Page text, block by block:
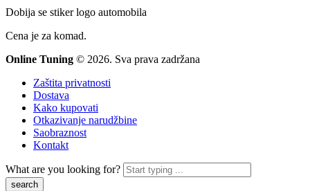
Dobija se stiker logo automobila
Cena je za komad.
Online Tuning © 2026. Sva prava zadržana
Zaštita privatnosti
Dostava
Kako kupovati
Otkazivanje narudžbine
Saobraznost
Kontakt
What are you looking for?